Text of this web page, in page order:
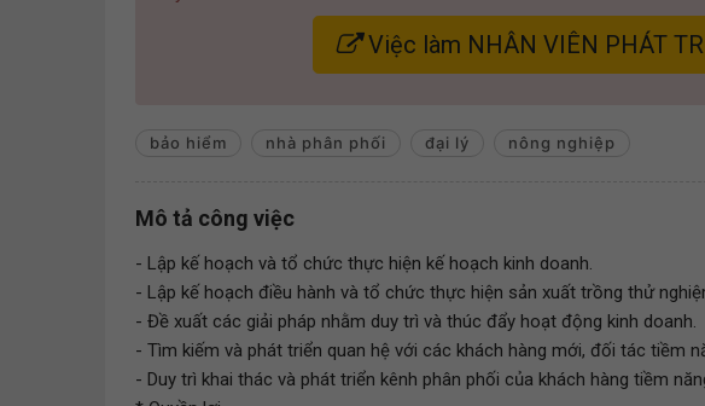
Việc làm NHÂN VIÊN PHÁT
bảo hiểm nhà phân phối đại lý nông nghiệp
Mô tả công việc
- Lập kế hoạch và tổ chức thực hiện kế hoạch kinh doanh.
- Lập kế hoạch điều hành và tổ chức thực hiện sản xuất trồng thử
- Đề xuất các giải pháp nhằm duy trì và thúc đẩy hoạt động kinh doanh.
- Tìm kiếm và phát triển quan hệ với các khách hàng mới, đối tác tiềm
- Duy trì khai thác và phát triển kênh phân phối của khách hàng tiềm